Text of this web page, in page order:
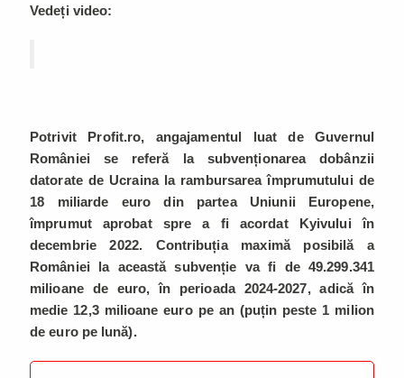
Vedeți video:
Potrivit Profit.ro, angajamentul luat de Guvernul
României se referă la subvenționarea dobânzii
datorate de Ucraina la rambursarea împrumutului de
18 miliarde euro din partea Uniunii Europene,
împrumut aprobat spre a fi acordat Kyivului în
decembrie 2022. Contribuția maximă posibilă a
României la această subvenție va fi de 49.299.341
milioane de euro, în perioada 2024-2027, adică în
medie 12,3 milioane euro pe an (puțin peste 1 milion
de euro pe lună).